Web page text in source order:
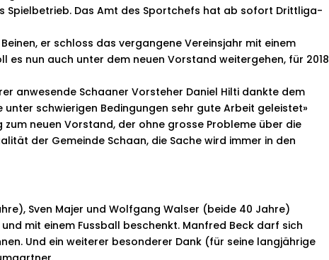
Spielbetrieb. Das Amt des Sportchefs hat ab sofort Drittliga-
er schloss das vergangene Vereinsjahr mit einem
es nun auch unter dem neuen Vorstand weitergehen, für 2018
anwesende Schaaner Vorsteher Daniel Hilti dankte dem
unter schwierigen Bedingungen sehr gute Arbeit geleistet»
neuen Vorstand, der ohne grosse Probleme über die
der Gemeinde Schaan, die Sache wird immer in den
Sven Majer und Wolfgang Walser (beide 40 Jahre)
mit einem Fussball beschenkt. Manfred Beck darf sich
Und ein weiterer besonderer Dank (für seine langjährige